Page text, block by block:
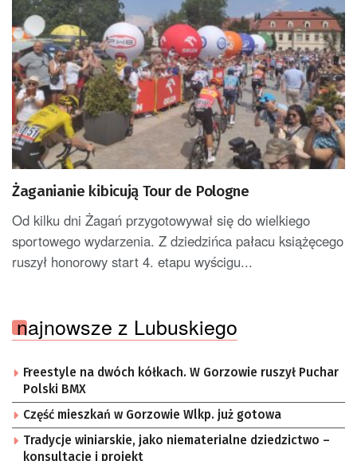
Żaganianie kibicują Tour de Pologne
Od kilku dni Żagań przygotowywał się do wielkiego
sportowego wydarzenia. Z dziedzińca pałacu książęcego
ruszył honorowy start 4. etapu wyścigu...
najnowsze z Lubuskiego
Freestyle na dwóch kółkach. W Gorzowie ruszył Puchar
Polski BMX
Część mieszkań w Gorzowie Wlkp. już gotowa
Tradycje winiarskie, jako niematerialne dziedzictwo –
konsultacje i projekt